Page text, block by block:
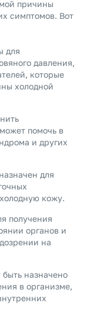
причины
симптомов. Вот
для
давления,
которые
холодной
помочь в
и других
для
кожу.
получения
органов и
на
быть назначено
в организме,